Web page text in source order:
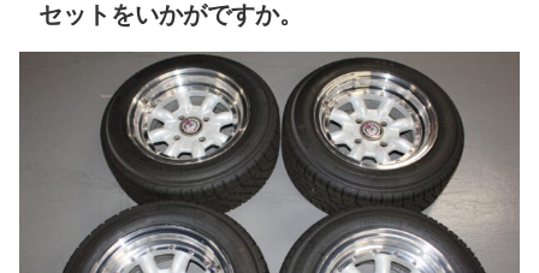
セットをいかがですか。